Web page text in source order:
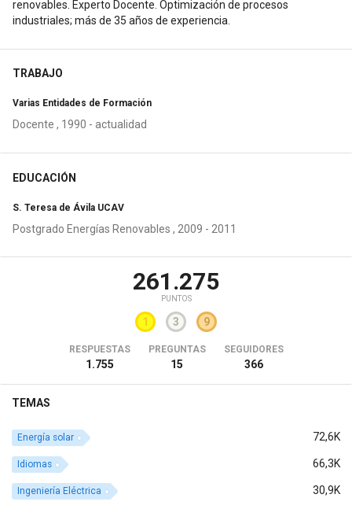
renovables. Experto Docente. Optimización de procesos
industriales; más de 35 años de experiencia.
TRABAJO
Varias Entidades de Formación
Docente , 1990 - actualidad
EDUCACIÓN
S. Teresa de Ávila UCAV
Postgrado Energías Renovables , 2009 - 2011
261.275
PUNTOS
1 3 9
RESPUESTAS
1.755
PREGUNTAS
15
SEGUIDORES
366
TEMAS
72,6K
Energía solar
66,3K
Idiomas
30,9K
Ingeniería Eléctrica